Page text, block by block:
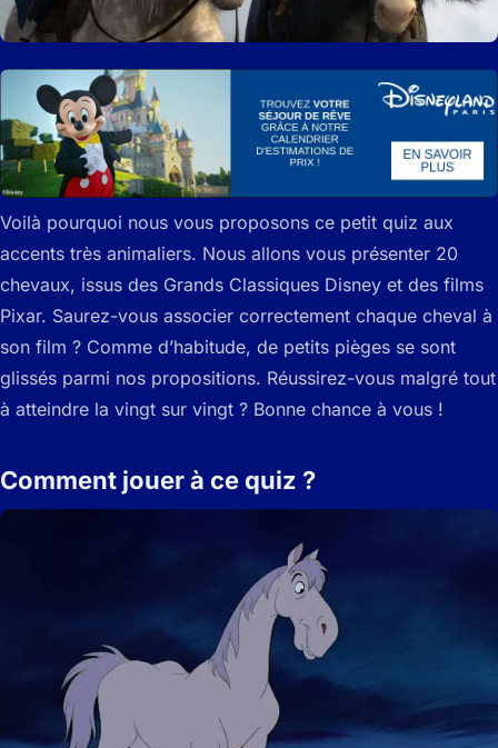
Voilà pourquoi nous vous proposons ce petit quiz aux
accents très animaliers. Nous allons vous présenter 20
chevaux, issus des Grands Classiques Disney et des films
Pixar. Saurez-vous associer correctement chaque cheval à
son film ? Comme d’habitude, de petits pièges se sont
glissés parmi nos propositions. Réussirez-vous malgré tout
à atteindre la vingt sur vingt ? Bonne chance à vous !
Comment jouer à ce quiz ?